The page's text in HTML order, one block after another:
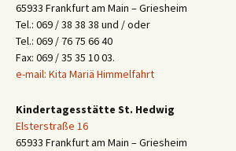
65933 Frankfurt am Main – Griesheim
Tel.: 069 / 38 38 38 und / oder
Tel.: 069 / 76 75 66 40
Fax: 069 / 35 35 10 03.
e-mail: Kita Mariä Himmelfahrt
Kindertagesstätte St. Hedwig
Elsterstraße 16
65933 Frankfurt am Main – Griesheim